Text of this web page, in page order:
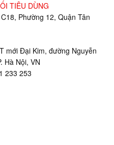
TIÊU DÙNG
Phường 12, Quận Tân
mới Đại Kim, đường Nguyễn
Hà Nội, VN
233 253